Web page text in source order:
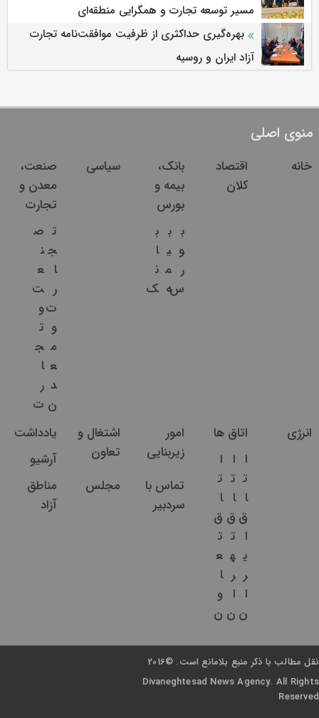
مسیر توسعه تجارت و همگرایی منطقه‌ای
بهره‌گیری حداکثری از ظرفیت موافقت‌نامه تجارت
آزاد ایران و روسیه
منوی اصلی
خانه
اقتصاد
کلان
بانک،
بیمه و
بورس
ب
و
ر
س
ب
ی
م
ه
ب
ا
ن
ک
سیاسی
صنعت،
معدن و
تجارت
ت
ج
ا
ر
ت
و
م
ع
د
ن
ص
ن
ع
ت
و
ت
ج
ا
ر
ت
انرژی
اتاق ها
ا
ت
ا
ق
ا
ی
ر
ا
ن
ا
ت
ا
ق
ت
ه
ر
ا
ن
ا
ت
ا
ق
ت
ع
ا
و
ن
امور
زیربنایی
اشتغال و
تعاون
یادداشت
آرشیو
تماس با
سردبیر
مجلس
مناطق
آزاد
نقل مطالب با ذکر منبع بلامانع است. ©2016
Divaneghtesad News Agency. All Rights
Reserved